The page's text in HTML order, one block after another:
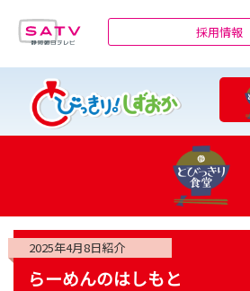
採用情報
2025年4月8日紹介
らーめんのはしもと